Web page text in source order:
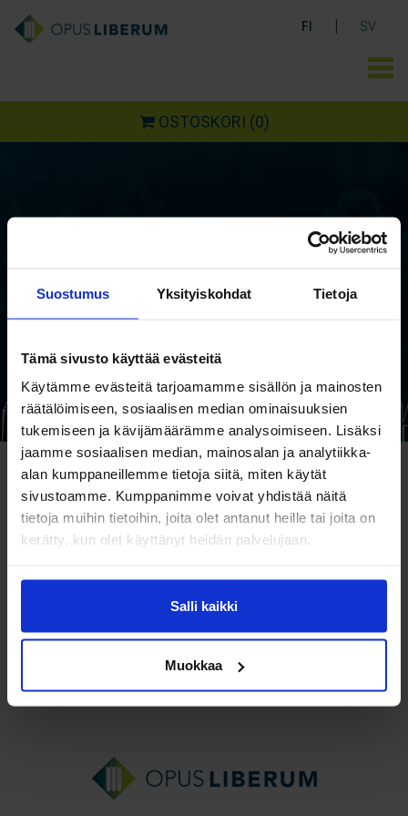
Suostumus Yksityiskohdat Tietoja
Tämä sivusto käyttää evästeitä
Käytämme evästeitä tarjoamamme sisällön ja mainosten
räätälöimiseen, sosiaalisen median ominaisuuksien
tukemiseen ja kävijämäärämme analysoimiseen. Lisäksi
jaamme sosiaalisen median, mainosalan ja analytiikka-
alan kumppaneillemme tietoja siitä, miten käytät
sivustoamme. Kumppanimme voivat yhdistää näitä
tietoja muihin tietoihin, joita olet antanut heille tai joita on
kerätty, kun olet käyttänyt heidän palvelujaan.
Salli kaikki
Muokkaa
FI | SV
OSTOSKORI (0)
Ostoskori
Takaisin kauppaan